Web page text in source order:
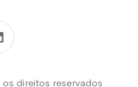
direitos reservados